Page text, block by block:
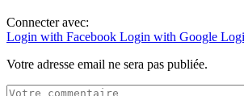
Connecter avec:
Login with Facebook Login with Google
Votre adresse email ne sera pas publiée.